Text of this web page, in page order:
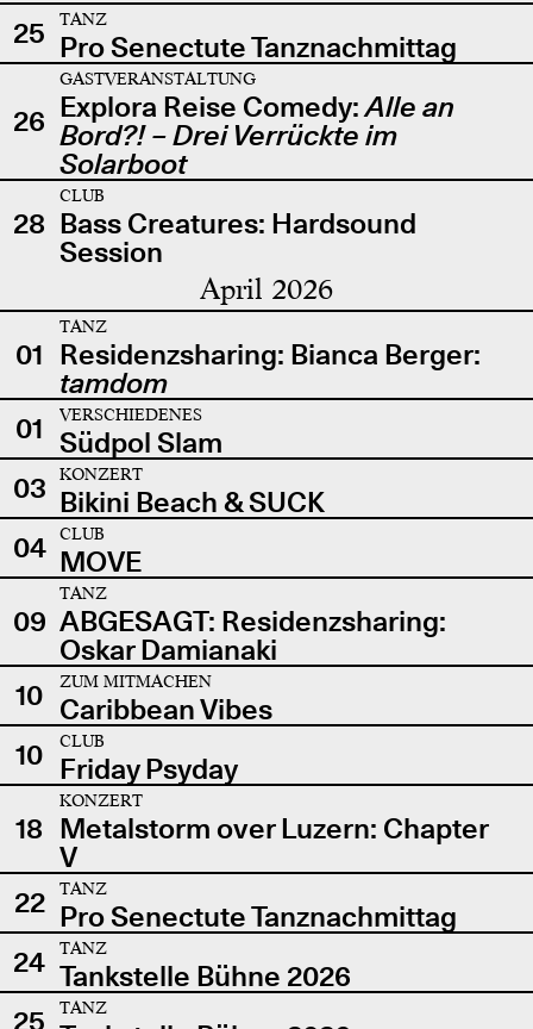
25
TANZ
Pro Senectute Tanznachmittag
26
GASTVERANSTALTUNG
Explora Reise Comedy:Alle an
Bord?! – Drei Verrückte im
Solarboot
28
CLUB
Bass Creatures: Hardsound
Session
April 2026
01
TANZ
Residenzsharing: Bianca Berger:
tamdom
01
VERSCHIEDENES
Südpol Slam
03
KONZERT
Bikini Beach & SUCK
04
CLUB
MOVE
09
TANZ
ABGESAGT: Residenzsharing:
Oskar Damianaki
10
ZUM MITMACHEN
Caribbean Vibes
10
CLUB
Friday Psyday
18
KONZERT
Metalstorm over Luzern: Chapter
V
22
TANZ
Pro Senectute Tanznachmittag
24
TANZ
Tankstelle Bühne 2026
25
TANZ